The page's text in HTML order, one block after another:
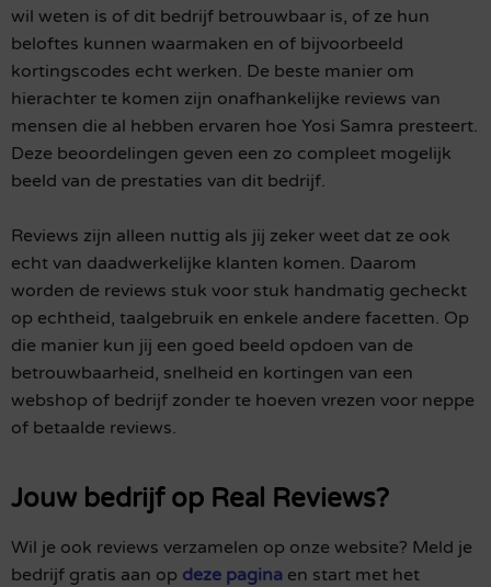
wil weten is of dit bedrijf betrouwbaar is, of ze hun
beloftes kunnen waarmaken en of bijvoorbeeld
kortingscodes echt werken. De beste manier om
hierachter te komen zijn onafhankelijke reviews van
mensen die al hebben ervaren hoe Yosi Samra presteert.
Deze beoordelingen geven een zo compleet mogelijk
beeld van de prestaties van dit bedrijf.
Reviews zijn alleen nuttig als jij zeker weet dat ze ook
echt van daadwerkelijke klanten komen. Daarom
worden de reviews stuk voor stuk handmatig gecheckt
op echtheid, taalgebruik en enkele andere facetten. Op
die manier kun jij een goed beeld opdoen van de
betrouwbaarheid, snelheid en kortingen van een
webshop of bedrijf zonder te hoeven vrezen voor neppe
of betaalde reviews.
Jouw bedrijf op Real Reviews?
Wil je ook reviews verzamelen op onze website? Meld je
bedrijf gratis aan op deze pagina en start met het